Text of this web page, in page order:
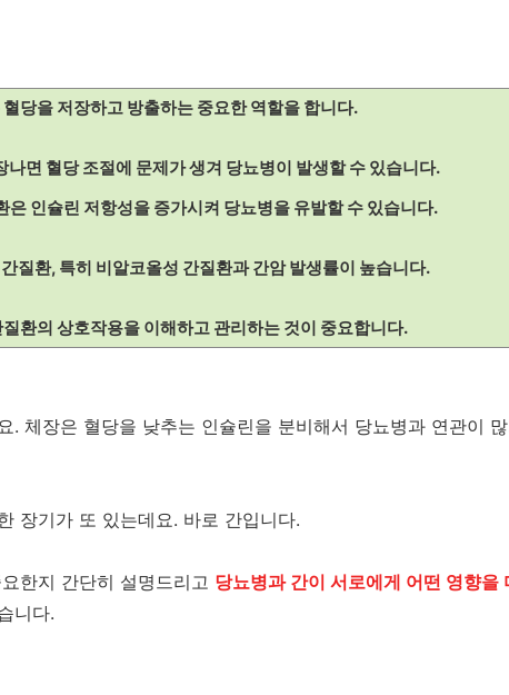
혈당을 저장하고 방출하는 중요한 역할을 합니다.
나면 혈당 조절에 문제가 생겨 당뇨병이 발생할 수 있습니다.
은 인슐린 저항성을 증가시켜 당뇨병을 유발할 수 있습니다.
질환, 특히 비알코올성 간질환과 간암 발생률이 높습니다.
질환의 상호작용을 이해하고 관리하는 것이 중요합니다.
. 체장은 혈당을 낮추는 인슐린을 분비해서 당뇨병과 연관이
장기가 또 있는데요. 바로 간입니다.
한지 간단히 설명드리고 당뇨병과 간이 서로에게 어떤 영향을
니다.